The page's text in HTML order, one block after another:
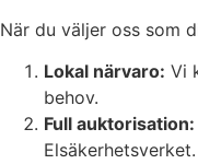
När du väljer oss som
Lokal närvaro: Vi
behov.
Full auktorisation:
Elsäkerhetsverket.